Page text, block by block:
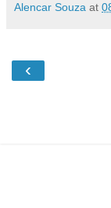
Alencar Souza at
‹